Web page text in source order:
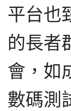
平台也
的長者
會，如
數碼測